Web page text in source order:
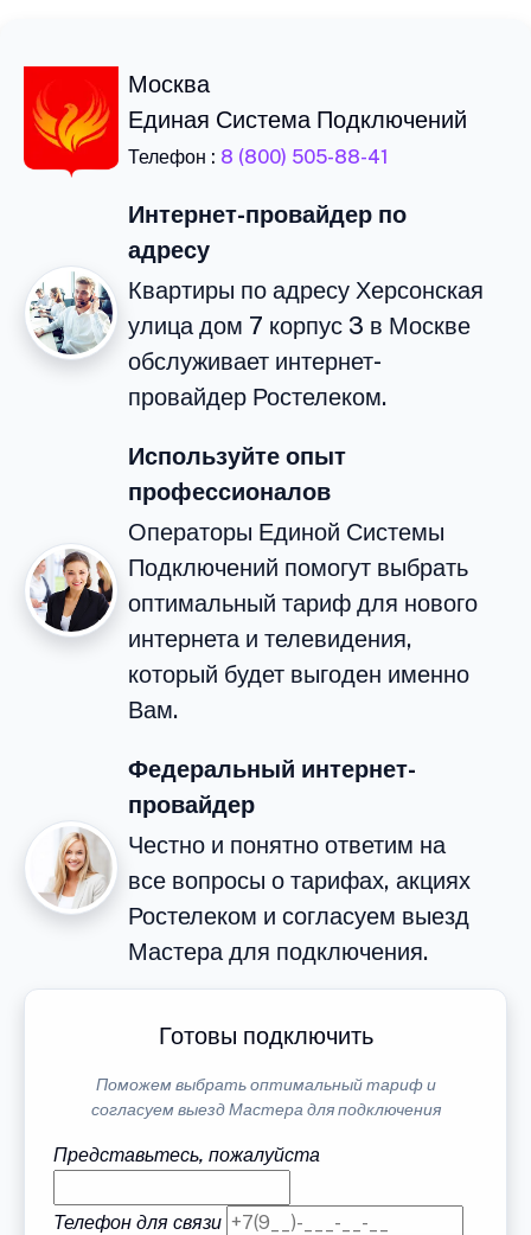
Москва
Единая Система Подключений
Телефон : 8 (800) 505-88-41
Интернет-провайдер по
адресу
Квартиры по адресу Херсонская
улица дом 7 корпус 3 в Москве
обслуживает интернет-
провайдер Ростелеком.
Используйте опыт
профессионалов
Операторы Единой Системы
Подключений помогут выбрать
оптимальный тариф для нового
интернета и телевидения,
который будет выгоден именно
Вам.
Федеральный интернет-
провайдер
Честно и понятно ответим на
все вопросы о тарифах, акциях
Ростелеком и согласуем выезд
Мастера для подключения.
Готовы подключить
Поможем выбрать оптимальный тариф и
согласуем выезд Мастера для подключения
Представьтесь, пожалуйста
Телефон для связи